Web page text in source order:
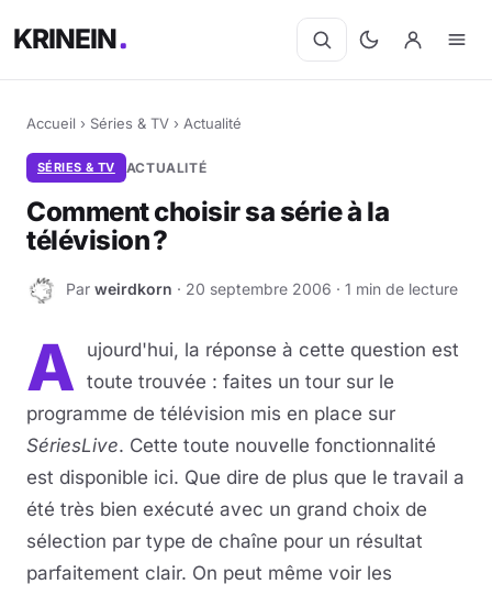
KRINEIN
Accueil › Séries & TV › Actualité
SÉRIES & TV ACTUALITÉ
Comment choisir sa série à la
télévision ?
W Par weirdkorn · 20 septembre 2006 · 1 min de lecture
A ujourd'hui, la réponse à cette question est
toute trouvée : faites un tour sur le
programme de télévision mis en place sur
SériesLive. Cette toute nouvelle fonctionnalité
est disponible ici. Que dire de plus que le travail a
été très bien exécuté avec un grand choix de
sélection par type de chaîne pour un résultat
parfaitement clair. On peut même voir les